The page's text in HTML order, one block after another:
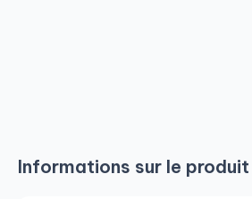
Informations sur le produit